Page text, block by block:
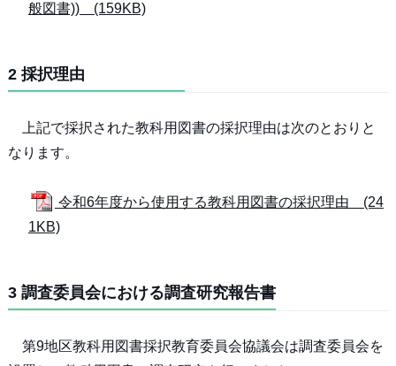
般図書)) (159KB)
2 採択理由
上記で採択された教科用図書の採択理由は次のとおりと
なります。
令和6年度から使用する教科用図書の採択理由 (24
1KB)
3 調査委員会における調査研究報告書
第9地区教科用図書採択教育委員会協議会は調査委員会を